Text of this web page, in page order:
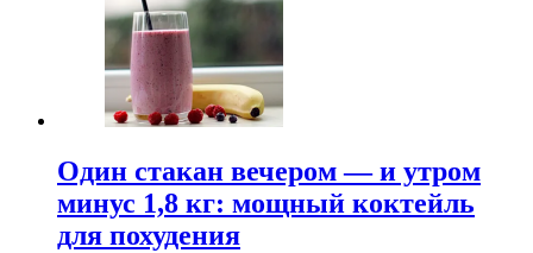
Один стакан вечером — и утром
минус 1,8 кг: мощный коктейль
для похудения